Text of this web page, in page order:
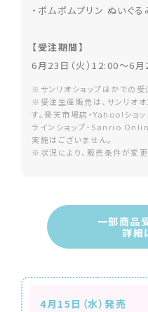
・ポムポムプリン ぬいぐる
【受注期間】
6月23日（火）12:00～6
※サンリオショップほかでの受
※受注生産販売は、サンリオオ
す。楽天市場店・Yahoo!ショ
ラインショップ・Sanrio
実施はございません。
※状況により、販売条件が変更
一部商品
詳細
4月15日（水）発売